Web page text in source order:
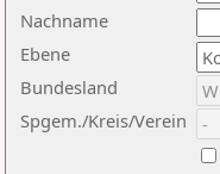
Nachname
Ebene
Bundesland
Spgem./Kreis/Verein